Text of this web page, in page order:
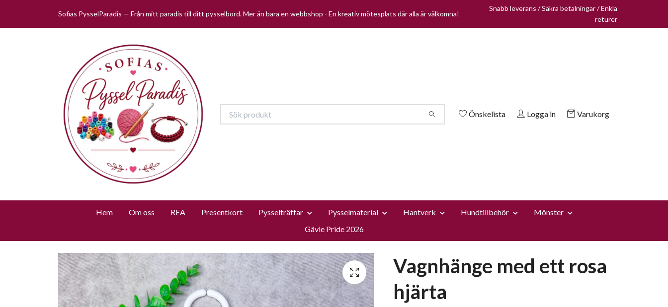
Sofias PysselParadis — Från mitt paradis till ditt pysselbord. Mer än bara en webbshop - En kreativ mötesplats där alla är välkomna!
Snabb leverans / Säkra betalningar / Enkla
returer
Önskelista Logga in Varukorg
Hem Om oss REA Presentkort Pysselträffar Pysselmaterial Hantverk Hundtillbehör
Mönster
Gävle Pride 2026
Vagnhänge med ett rosa
hjärta